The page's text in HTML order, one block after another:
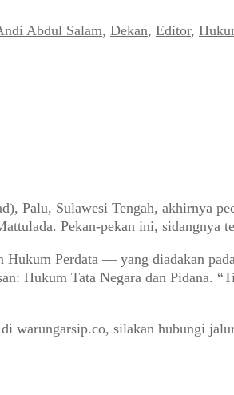
Abdul Salam, Dekan, Editor,
Palu, Sulawesi Tengah, akhirnya
Pekan-pekan ini, sidangnya
Hukum Perdata — yang diadakan
Hukum Tata Negara dan Pidana.
warungarsip.co, silakan hubungi